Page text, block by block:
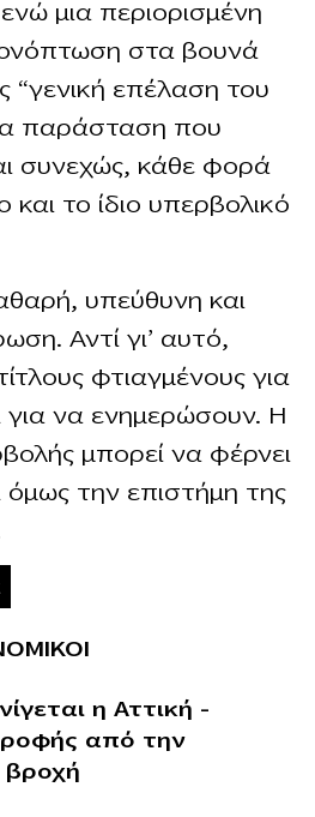
μια περιορισμένη
στα βουνά
“γενική επέλαση του
παράσταση που
συνεχώς, κάθε φορά
και το ίδιο υπερβολικό
υπεύθυνη και
Αντί γι’ αυτό,
φτιαγμένους για
για να ενημερώσουν. Η
μπορεί να φέρνει
όμως την επιστήμη της
η Αττική –
από την